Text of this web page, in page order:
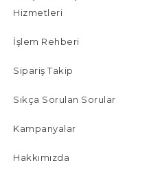
Hizmetleri
İşlem Rehberi
Sipariş Takip
Sıkça Sorulan Sorular
Kampanyalar
Hakkımızda